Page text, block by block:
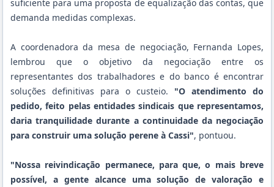
suficiente para uma proposta de equalização das contas, que
demanda medidas complexas.
A coordenadora da mesa de negociação, Fernanda Lopes,
lembrou que o objetivo da negociação entre os
representantes dos trabalhadores e do banco é encontrar
soluções definitivas para o custeio. "O atendimento do
pedido, feito pelas entidades sindicais que representamos,
daria tranquilidade durante a continuidade da negociação
para construir uma solução perene à Cassi", pontuou.
"Nossa reivindicação permanece, para que, o mais breve
possível, a gente alcance uma solução de valoração e